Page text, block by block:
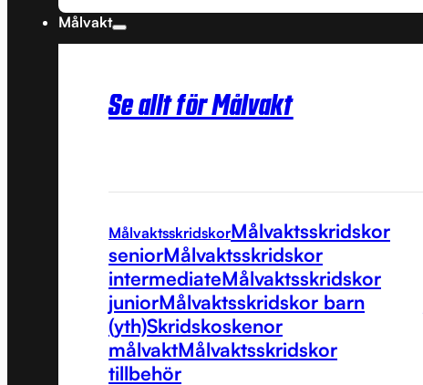
Målvakt
Se allt för Målvakt
MålvaktsskridskorMålvaktsskridskor
seniorMålvaktsskridskor
intermediateMålvaktsskridskor
juniorMålvaktsskridskor barn
(yth)Skridskoskenor
målvaktMålvaktsskridskor
tillbehör